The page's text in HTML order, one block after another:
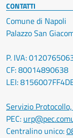
CONTATTI
Comune di Napoli
Palazzo San
P. IVA:
CF: 80014890638
LEI:
Servizio
PEC:
Centralino unico: